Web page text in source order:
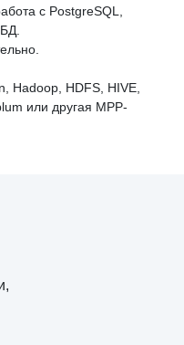
с PostgreSQL,
Hadoop, HDFS, HIVE,
или другая MPP-